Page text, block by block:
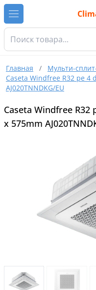
Главная / Мульти-
Caseta Windfree R32 pe 4
AJ020TNNDKG/EU
Caseta Windfree
x 575mm